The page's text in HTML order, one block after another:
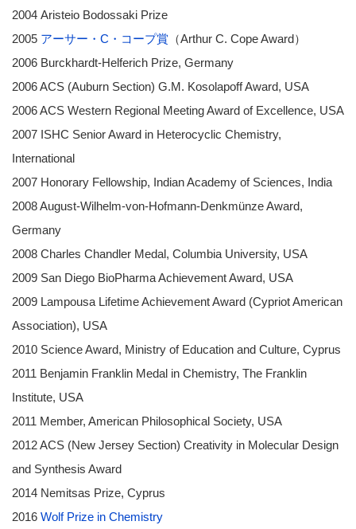
2004 Aristeio Bodossaki Prize
2005 アーサー・C・コープ賞 （Arthur C. Cope Award）
2006 Burckhardt-Helferich Prize, Germany
2006 ACS (Auburn Section) G.M. Kosolapoff Award, USA
2006 ACS Western Regional Meeting Award of Excellence, USA
2007 ISHC Senior Award in Heterocyclic Chemistry,
International
2007 Honorary Fellowship, Indian Academy of Sciences, India
2008 August-Wilhelm-von-Hofmann-Denkmünze Award,
Germany
2008 Charles Chandler Medal, Columbia University, USA
2009 San Diego BioPharma Achievement Award, USA
2009 Lampousa Lifetime Achievement Award (Cypriot American
Association), USA
2010 Science Award, Ministry of Education and Culture, Cyprus
2011 Benjamin Franklin Medal in Chemistry, The Franklin
Institute, USA
2011 Member, American Philosophical Society, USA
2012 ACS (New Jersey Section) Creativity in Molecular Design
and Synthesis Award
2014 Nemitsas Prize, Cyprus
2016 Wolf Prize in Chemistry